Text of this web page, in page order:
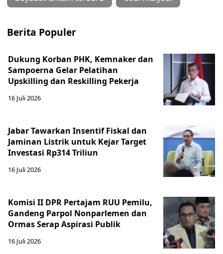
Berita Populer
Dukung Korban PHK, Kemnaker dan
Sampoerna Gelar Pelatihan
Upskilling dan Reskilling Pekerja
16 Juli 2026
Jabar Tawarkan Insentif Fiskal dan
Jaminan Listrik untuk Kejar Target
Investasi Rp314 Triliun
16 Juli 2026
Komisi II DPR Pertajam RUU Pemilu,
Gandeng Parpol Nonparlemen dan
Ormas Serap Aspirasi Publik
16 Juli 2026